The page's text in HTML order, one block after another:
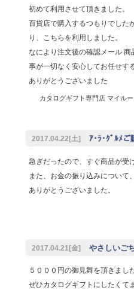
初めて利用させて頂きました。
百貨店で購入するつもりでした
り、こちらを利用しました。
なにより注文後の確認メール
事が一切なく安心してお任せす
ありがとうございました
カタログギフト専門店 マイル
2017.04.22[土] ｱ･ﾗ･ｸﾞﾙﾒ
急ぎだったので、すぐ商品が受
また、お金の振り込みについて
ありがとうございました。
2017.04.21[金] やさしいご
５０００円の御見舞を頂きまし
ぜひカタログギフトにしたくて